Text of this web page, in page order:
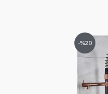
%20-